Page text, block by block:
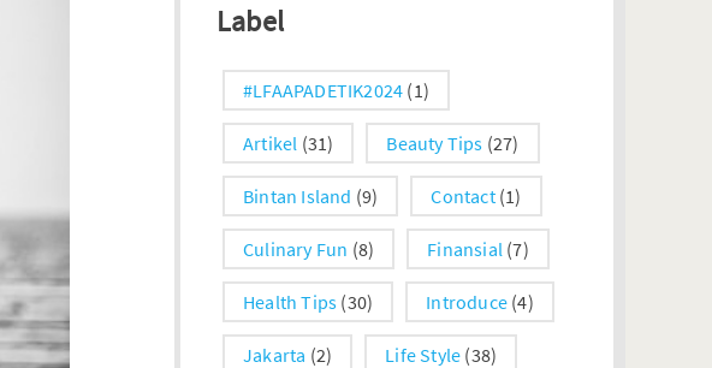
Label
#LFAAPADETIK2024 (1)
Artikel (31) Beauty Tips (27)
Bintan Island (9) Contact (1)
Culinary Fun (8) Finansial (7)
Health Tips (30) Introduce (4)
Jakarta (2) Life Style (38)